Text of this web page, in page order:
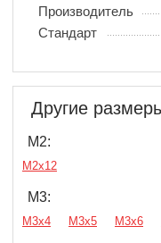
Производитель
Стандарт
Другие
М2:
М2х12
М3:
М3х4 М3х5 М3х6